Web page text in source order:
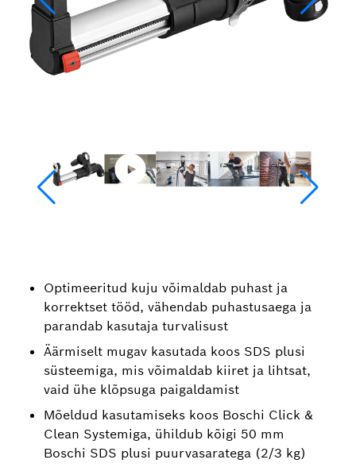
Optimeeritud kuju võimaldab puhast ja
korrektset tööd, vähendab puhastusaega ja
parandab kasutaja turvalisust
Äärmiselt mugav kasutada koos SDS plusi
süsteemiga, mis võimaldab kiiret ja lihtsat,
vaid ühe klõpsuga paigaldamist
Mõeldud kasutamiseks koos Boschi Click &
Clean Systemiga, ühildub kõigi 50 mm
Boschi SDS plusi puurvasaratega (2/3 kg)